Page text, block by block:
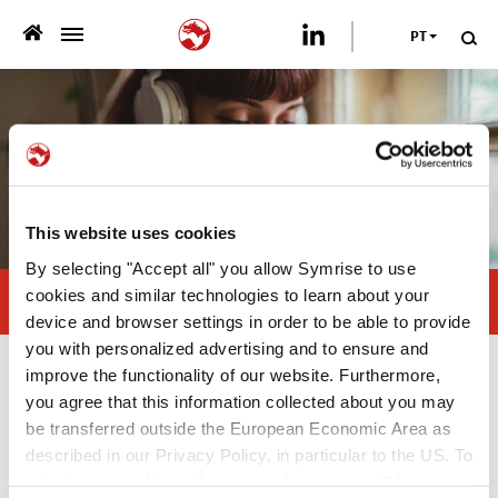
This website uses cookies
By selecting "Accept all" you allow Symrise to use
cookies and similar technologies to learn about your
device and browser settings in order to be able to provide
you with personalized advertising and to ensure and
improve the functionality of our website. Furthermore,
you agree that this information collected about you may
be transferred outside the European Economic Area as
described in our Privacy Policy, in particular to the US. To
QUEM SOMOS >
O QUE OFERECEMOS >
PUBLICAÇÕES
>
FALE CONOSCO
PT
Fale conosco
Fale conosco
Veja como obter mais detalhes sobre
nós, nossos produtos e serviços